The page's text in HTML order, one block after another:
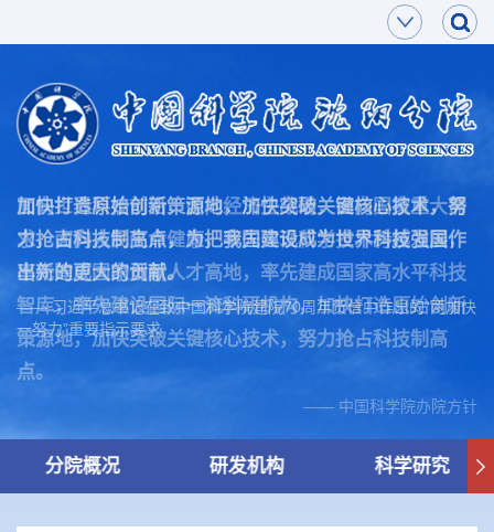
面向世界科技前沿，面向经济主战场，面向国家重大需
求，面向人民生命健康，率先实现科学技术跨越发展，
率先建成国家创新人才高地，率先建成国家高水平科技
智库，率先建设国际一流科研机构，加快打造原始创新
策源地，加快突破关键核心技术，努力抢占科技制高
点。
—— 中国科学院办院方针
加快打造原始创新策源地，加快突破关键核心技术，努
力抢占科技制高点，为把我国建设成为世界科技强国作
出新的更大的贡献。
—— 习近平总书记在致中国科学院建院70周年贺信中作出的“两加快
一努力”重要指示要求
分院概况 研发机构 科学研究